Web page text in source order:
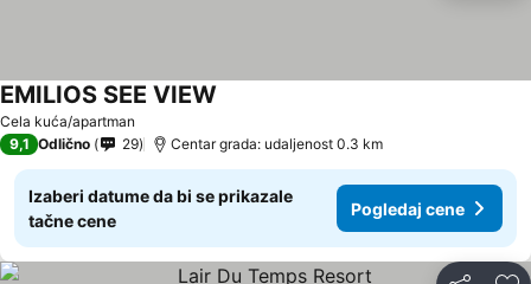
Cela kuća/apartman
EMILIOS SEE VIEW
9,1 Odlično 29 Centar grada: udaljenost 0.3 km
Izaberi datume da bi se prikazale
tačne cene
Pogledaj cene